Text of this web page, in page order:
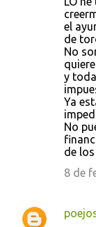
el
de
No
y
Ya
No
de
8 de